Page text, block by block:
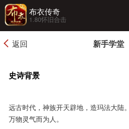
布衣传奇
1.80怀旧合击
返回 新手学堂
史诗背景
远古时代，神族开天辟地，造玛法大陆
万物灵气而为人。